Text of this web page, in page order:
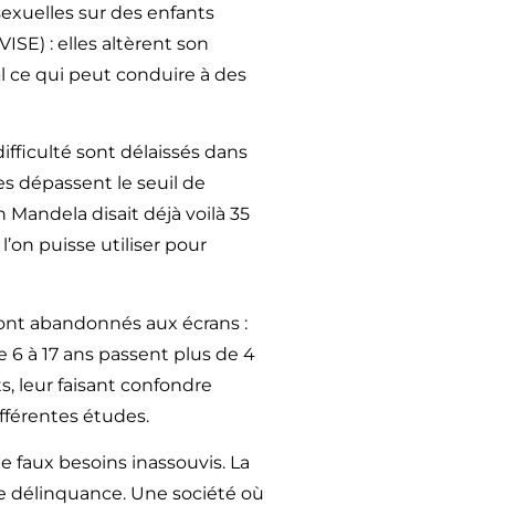
sur des enfants
: elles altèrent son
ce qui peut conduire à des
sont délaissés dans
dépassent le seuil de
disait déjà voilà 35
puisse utiliser pour
abandonnés aux écrans :
à 17 ans passent plus de 4
leur faisant confondre
études.
besoins inassouvis. La
délinquance. Une société où